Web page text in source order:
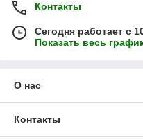
Контакты
Сегодня работает с
Показать весь
О нас
Контакты